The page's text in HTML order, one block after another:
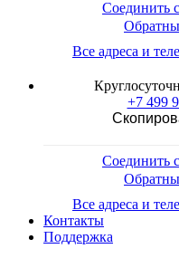
Соединить
Все адреса и
+7 499
Соединить
Все адреса и
Контакты
Поддержка